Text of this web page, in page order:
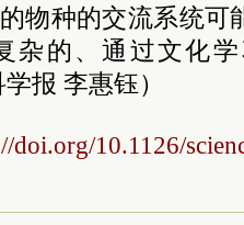
物种的交流系统可
杂的、通过文化
报 李惠钰）
doi.org/10.1126/